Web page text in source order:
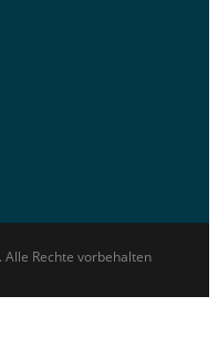
Rechte vorbehalten